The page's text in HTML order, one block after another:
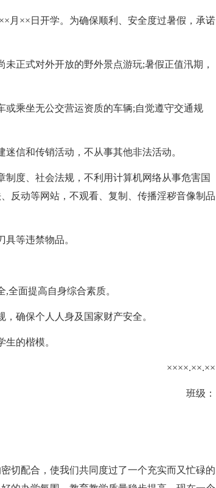
月××日开学。为确保顺利、安全度过暑假，承诺
正式对外开放的野外景点游玩;暑假正值汛期，
或乘坐无公交营运资质的车辆;自觉遵守交通规
信和传销活动，不从事其他非法活动。
度、社会法规，不利用计算机网络从事危害国
反动等网站，不观看、复制、传播淫秽音像制品
等违禁物品。
全面提高自身综合素质。
确保个人人身及国家财产安全。
的楷模。
××××.××.××
班级：
切配合，使我们共同度过了一个充实而又忙碌的